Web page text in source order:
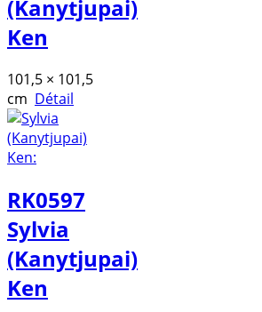
(Kanytjupai)
Ken
101,5 × 101,5
cm Détail
RK0597
Sylvia
(Kanytjupai)
Ken